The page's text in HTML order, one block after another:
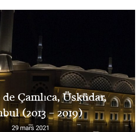
Çamlıca, Üsküdar,
(2013 – 2019)
29 mars 2021